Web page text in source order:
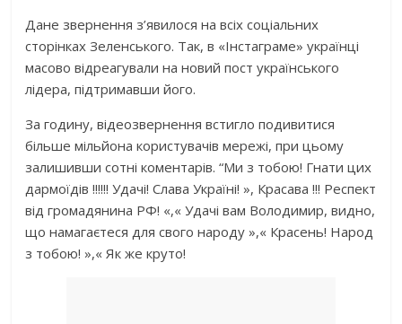
Дане звернення з’явилося на всіх соціальних
сторінках Зеленського. Так, в «Інстаграме» українці
масово відреагували на новий пост українського
лідера, підтримавши його.
За годину, відеозвернення встигло подивитися
більше мільйона користувачів мережі, при цьому
залишивши сотні коментарів. “Ми з тобою! Гнати цих
дармоїдів !!!!!! Удачі! Слава Україні! », Красава !!! Респект
від громадянина РФ! «,« Удачі вам Володимир, видно,
що намагаєтеся для свого народу »,« Красень! Народ
з тобою! »,« Як же круто!